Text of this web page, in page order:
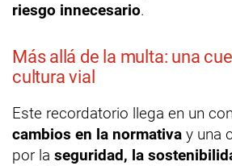
riesgo innecesario.
Más allá de la multa: una
cultura vial
Este recordatorio llega en un
cambios en la normativa y una
por la seguridad, la